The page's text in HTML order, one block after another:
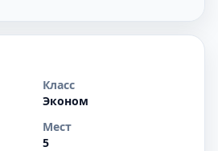
Класс
Эконом
Мест
5